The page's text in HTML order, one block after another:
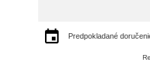
Predpokladané